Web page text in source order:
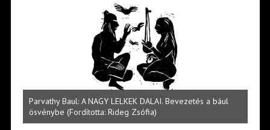
Halmai Tamás: Megválaszolt érintés. Leveles Ibolya költői
világa